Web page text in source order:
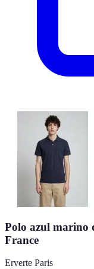
Polo azul marino
France
Erverte Paris